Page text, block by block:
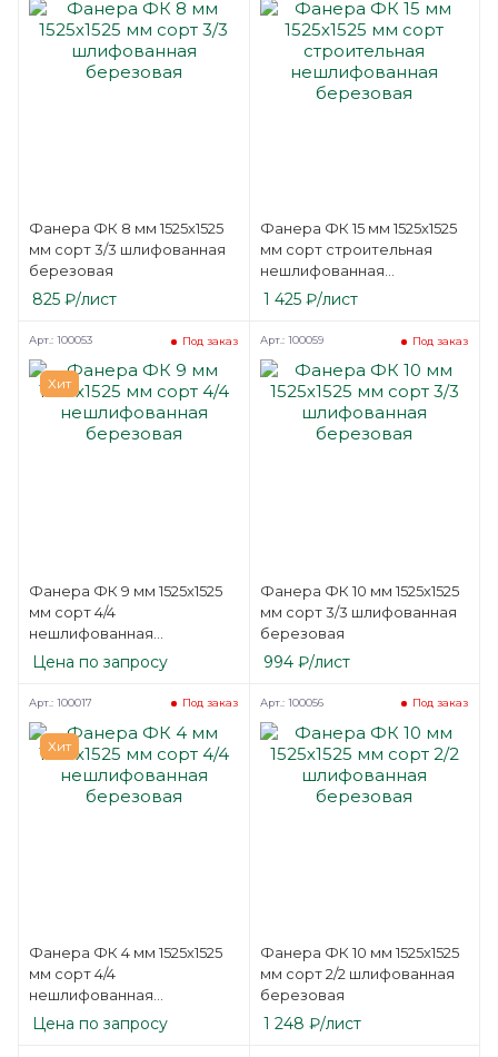
Фанера ФК 8 мм 1525х1525
мм сорт 3/3 шлифованная
березовая
825 ₽/лист
Фанера ФК 15 мм 1525х1525
мм сорт строительная
нешлифованная
березовая
1 425₽/лист
Хит
Фанера ФК 9 мм 1525х1525
мм сорт 4/4
нешлифованная
березовая
Под заказ
Арт.: 100053
Цена по запросу
Фанера ФК 10 мм 1525х1525
мм сорт 3/3 шлифованная
березовая
Под заказ
Арт.: 100059
994₽/лист
Хит
Фанера ФК 4 мм 1525х1525
мм сорт 4/4
нешлифованная
березовая
Под заказ
Арт.: 100017
Цена по запросу
Фанера ФК 10 мм 1525х1525
мм сорт 2/2 шлифованная
березовая
Под заказ
Арт.: 100056
1 248 ₽/лист